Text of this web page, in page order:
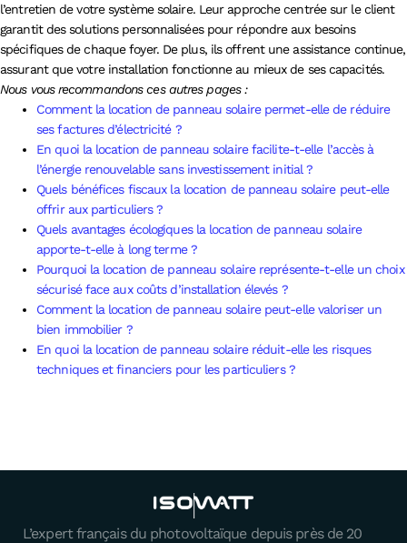
l’entretien de votre système solaire. Leur approche centrée sur le client
garantit des solutions personnalisées pour répondre aux besoins
spécifiques de chaque foyer. De plus, ils offrent une assistance continue,
assurant que votre installation fonctionne au mieux de ses capacités.
Nous vous recommandons ces autres pages :
Comment la location de panneau solaire permet-elle de réduire
ses factures d’électricité ?
En quoi la location de panneau solaire facilite-t-elle l’accès à
l’énergie renouvelable sans investissement initial ?
Quels bénéfices fiscaux la location de panneau solaire peut-elle
offrir aux particuliers ?
Quels avantages écologiques la location de panneau solaire
apporte-t-elle à long terme ?
Pourquoi la location de panneau solaire représente-t-elle un choix
sécurisé face aux coûts d’installation élevés ?
Comment la location de panneau solaire peut-elle valoriser un
bien immobilier ?
En quoi la location de panneau solaire réduit-elle les risques
techniques et financiers pour les particuliers ?
L’expert français du photovoltaïque depuis près de 20